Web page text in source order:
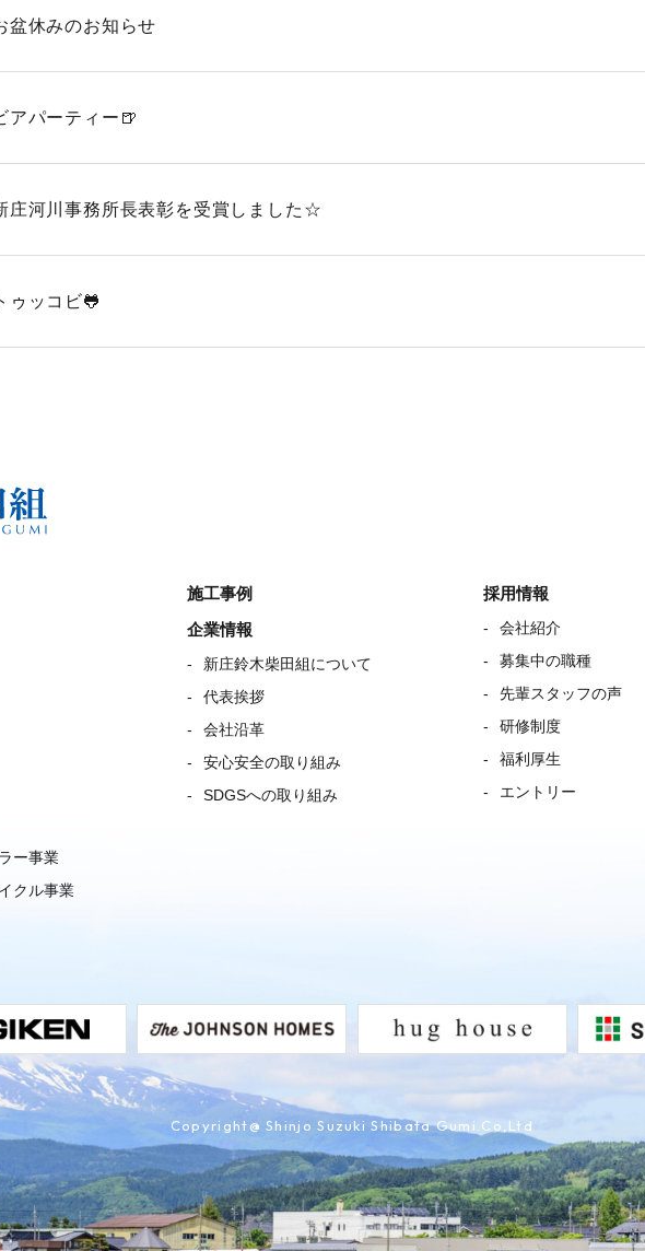
盆休みのお知らせ
アパーティー🍺
庄河川事務所長表彰を受賞しました☆
ゥッコビ🐸
ー事業
クル事業
施工事例
企業情報
新庄鈴木柴田組について
代表挨拶
会社沿革
安心安全の取り組み
SDGSへの取り組み
採用情報
会社紹介
募集中の職種
先輩スタッフの声
研修制度
福利厚生
エントリー
Copyright@ Shinjo Suzuki Shibata Gumi.Co,Ltd